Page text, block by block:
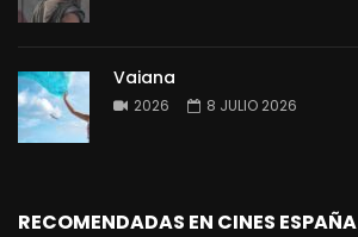
Vaiana
2026 8 JULIO 2026
RECOMENDADAS EN CINES ESPAÑA